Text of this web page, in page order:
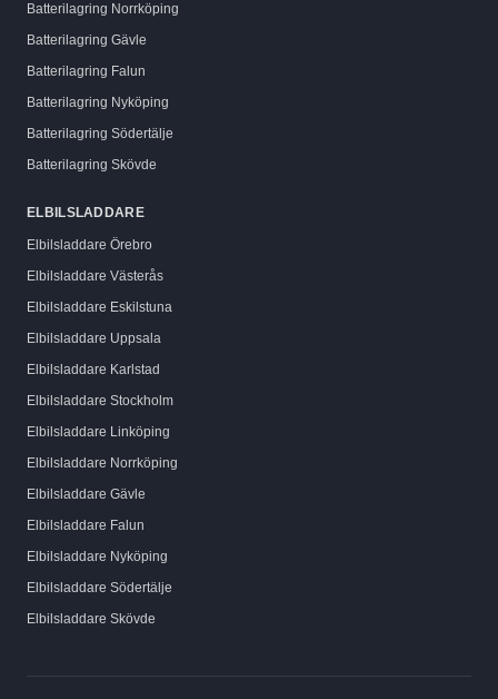
Batterilagring Norrköping
Batterilagring Gävle
Batterilagring Falun
Batterilagring Nyköping
Batterilagring Södertälje
Batterilagring Skövde
ELBILSLADDARE
Elbilsladdare Örebro
Elbilsladdare Västerås
Elbilsladdare Eskilstuna
Elbilsladdare Uppsala
Elbilsladdare Karlstad
Elbilsladdare Stockholm
Elbilsladdare Linköping
Elbilsladdare Norrköping
Elbilsladdare Gävle
Elbilsladdare Falun
Elbilsladdare Nyköping
Elbilsladdare Södertälje
Elbilsladdare Skövde